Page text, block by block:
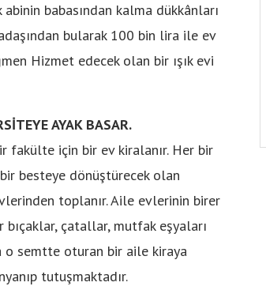
babasından kalma dükkânları
bularak 100 bin lira ile ev
Hizmet edecek olan bir ışık evi
AYAK BASAR.
fakülte için bir ev kiralanır. Her bir
besteye dönüştürecek olan
toplanır. Aile evlerinin birer
çatallar, mutfak eşyaları
o semtte oturan bir aile kiraya
tutuşmaktadır.